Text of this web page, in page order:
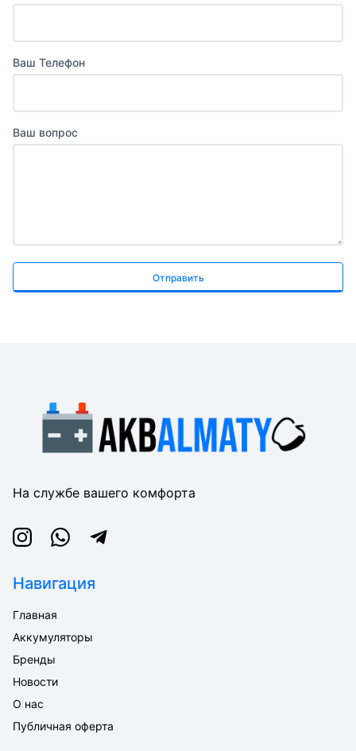
Ваш Телефон
Ваш вопрос
Отправить
На службе вашего комфорта
InstagramWhatsappTelegram
Навигация
Главная
Аккумуляторы
Бренды
Новости
О нас
Публичная оферта